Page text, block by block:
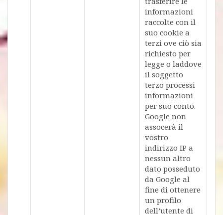
informazioni
raccolte con il
suo cookie a
terzi ove ciò sia
richiesto per
legge o laddove
il soggetto
terzo processi
informazioni
per suo conto.
Google non
assocerà il
vostro
indirizzo IP a
nessun altro
dato posseduto
da Google al
fine di ottenere
un profilo
dell’utente di